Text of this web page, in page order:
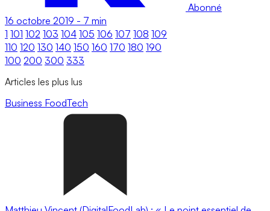
Abonné
16 octobre 2019 - 7 min
1 101 102 103 104 105 106 107 108 109
110 120 130 140 150 160 170 180 190
100 200 300 333
Articles les plus lus
Business FoodTech